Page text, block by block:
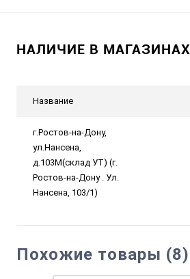
НАЛИЧИЕ В МАГАЗИНАХ
Название
г.Ростов-на-Дону,
ул.Нансена,
д.103М(склад УТ) (г.
Ростов-на-Дону . Ул.
Нансена, 103/1)
Похожие товары (8)